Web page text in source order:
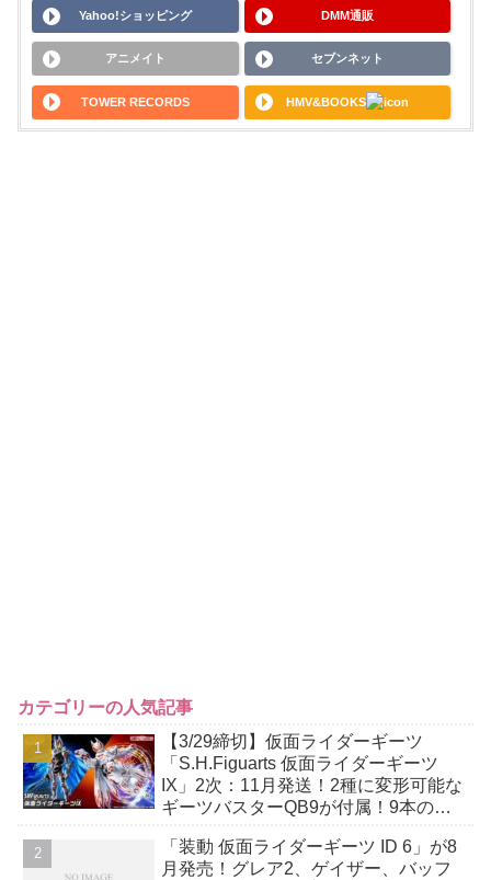
Yahoo!ショッピング DMM通販
アニメイト セブンネット
TOWER RECORDS HMV&BOOKS
カテゴリーの人気記事
【3/29締切】仮面ライダーギーツ
「S.H.Figuarts 仮面ライダーギーツ
IX」2次：11月発送！2種に変形可能な
ギーツバスターQB9が付属！9本の尾
「装動 仮面ライダーギーツ ID 6」が8
月発売！グレア2、ゲイザー、バッフ